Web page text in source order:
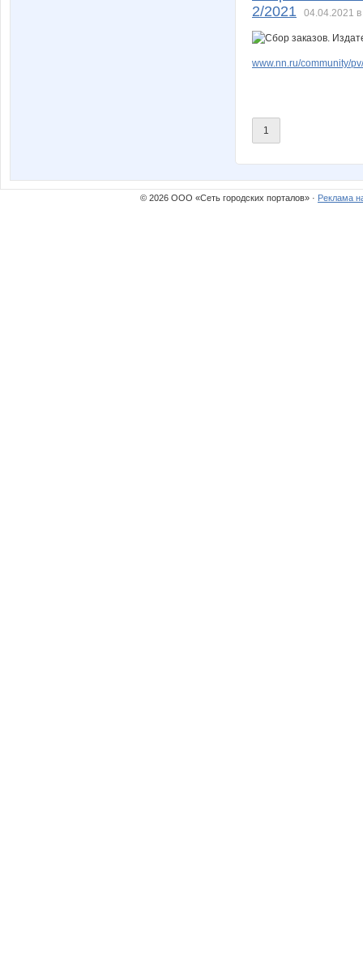
2/2021
04.04.2021
www.nn.ru/community/
1
© 2026 ООО «Сеть городских порталов» · Реклама